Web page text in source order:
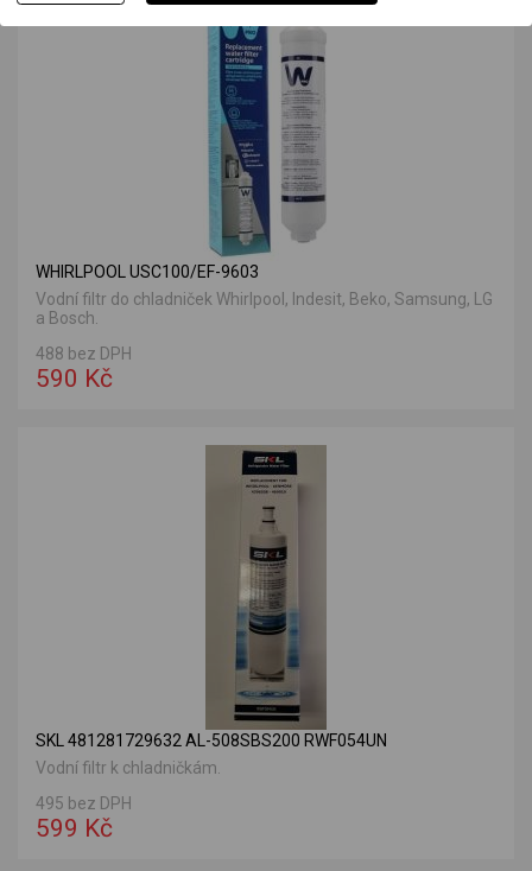
WHIRLPOOL USC100/EF-9603
Vodní filtr do chladniček Whirlpool, Indesit, Beko, Samsung, LG
a Bosch.
488 bez DPH
590 Kč
SKL 481281729632 AL-508SBS200 RWF054UN
Vodní filtr k chladničkám.
495 bez DPH
599 Kč